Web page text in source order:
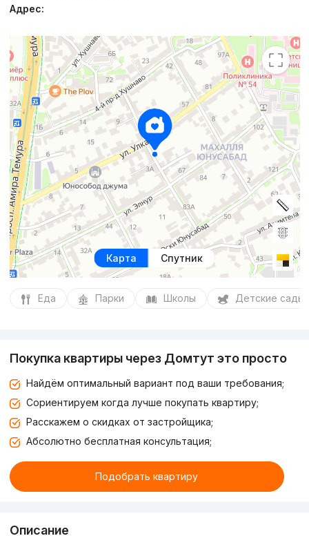
Адрес:
Карта Спутник
Еда Парки Школы Детские сады
Покупка квартиры через Домтут это просто
Найдём оптимальный вариант под ваши требования;
Сориентируем когда лучше покупать квартиру;
Расскажем о скидках от застройщика;
Абсолютно бесплатная консультация;
Подобрать квартиру
Описание